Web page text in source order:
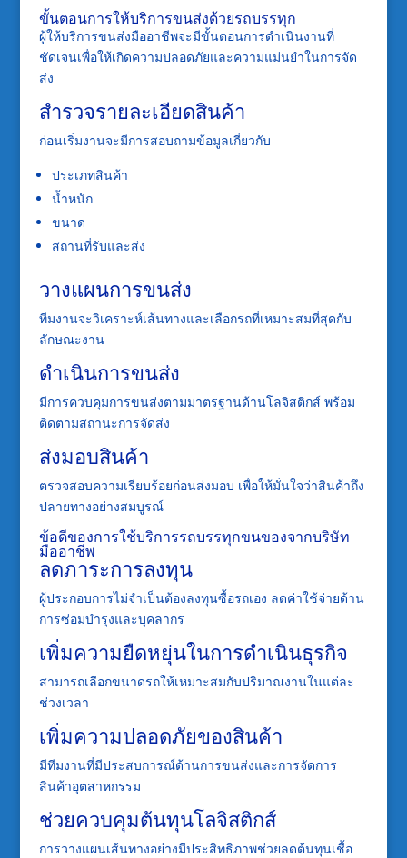
ขั้นตอนการให้บริการขนส่งด้วยรถบรรทุก
ผู้ให้บริการขนส่งมืออาชีพจะมีขั้นตอนการดำเนินงานที่
ชัดเจนเพื่อให้เกิดความปลอดภัยและความแม่นยำในการจัด
ส่ง
สำรวจรายละเอียดสินค้า
ก่อนเริ่มงานจะมีการสอบถามข้อมูลเกี่ยวกับ
ประเภทสินค้า
น้ำหนัก
ขนาด
สถานที่รับและส่ง
วางแผนการขนส่ง
ทีมงานจะวิเคราะห์เส้นทางและเลือกรถที่เหมาะสมที่สุดกับ
ลักษณะงาน
ดำเนินการขนส่ง
มีการควบคุมการขนส่งตามมาตรฐานด้านโลจิสติกส์ พร้อม
ติดตามสถานะการจัดส่ง
ส่งมอบสินค้า
ตรวจสอบความเรียบร้อยก่อนส่งมอบ เพื่อให้มั่นใจว่าสินค้าถึง
ปลายทางอย่างสมบูรณ์
ข้อดีของการใช้บริการรถบรรทุกขนของจากบริษัท
มืออาชีพ
ลดภาระการลงทุน
ผู้ประกอบการไม่จำเป็นต้องลงทุนซื้อรถเอง ลดค่าใช้จ่ายด้าน
การซ่อมบำรุงและบุคลากร
เพิ่มความยืดหยุ่นในการดำเนินธุรกิจ
สามารถเลือกขนาดรถให้เหมาะสมกับปริมาณงานในแต่ละ
ช่วงเวลา
เพิ่มความปลอดภัยของสินค้า
มีทีมงานที่มีประสบการณ์ด้านการขนส่งและการจัดการ
สินค้าอุตสาหกรรม
ช่วยควบคุมต้นทุนโลจิสติกส์
การวางแผนเส้นทางอย่างมีประสิทธิภาพช่วยลดต้นทุนเชื้อ